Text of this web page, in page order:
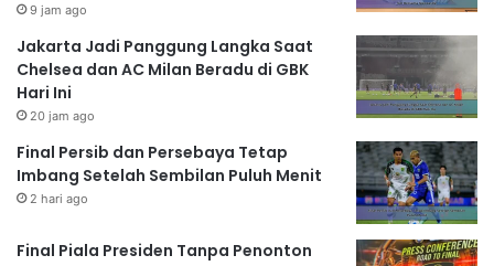
9 jam ago
Jakarta Jadi Panggung Langka Saat
Chelsea dan AC Milan Beradu di GBK
Hari Ini
20 jam ago
Final Persib dan Persebaya Tetap
Imbang Setelah Sembilan Puluh Menit
2 hari ago
Final Piala Presiden Tanpa Penonton